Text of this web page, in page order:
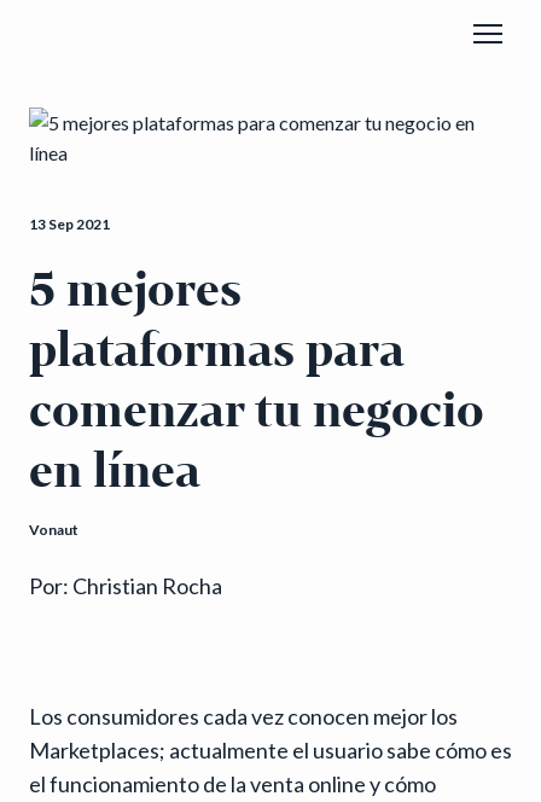
13 Sep 2021
5 mejores
plataformas para
comenzar tu negocio
en línea
Vonaut
Por: Christian Rocha
Los consumidores cada vez conocen mejor los
Marketplaces; actualmente el usuario sabe cómo es
el funcionamiento de la venta online y cómo